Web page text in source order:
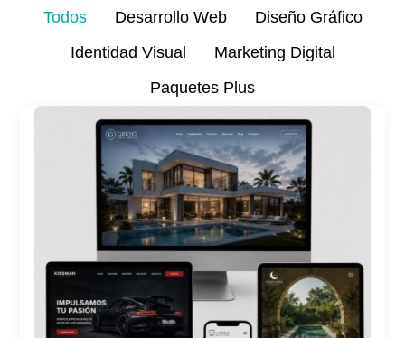
Desarrollo Web
Diseño Gráfico
Identidad Visual
Marketing Digital
Paquetes Plus
Todos